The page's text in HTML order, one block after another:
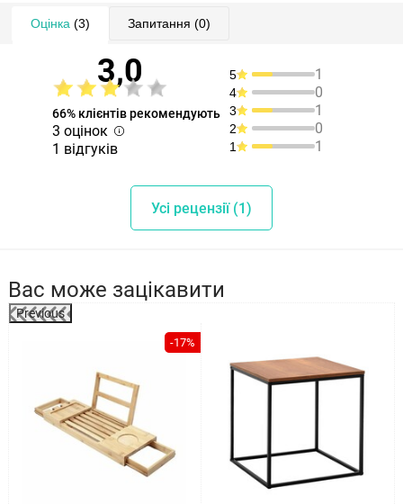
Оцінка (3) Запитання (0)
3,0
66% клієнтів рекомендують
3 оцінок
1 відгуків
5 1
4 0
3 1
2 0
1 1
Усі рецензії (1)
Вас може зацікавити
Previous
-17%